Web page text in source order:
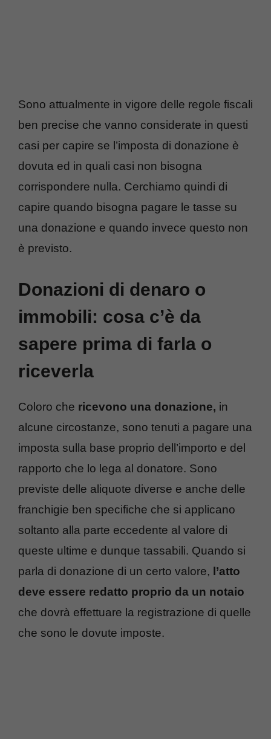
Sono attualmente in vigore delle regole fiscali
ben precise che vanno considerate in questi
casi per capire se l’imposta di donazione è
dovuta ed in quali casi non bisogna
corrispondere nulla. Cerchiamo quindi di
capire quando bisogna pagare le tasse su
una donazione e quando invece questo non
è previsto.
Donazioni di denaro o
immobili: cosa c’è da
sapere prima di farla o
riceverla
Coloro che ricevono una donazione, in
alcune circostanze, sono tenuti a pagare una
imposta sulla base proprio dell’importo e del
rapporto che lo lega al donatore. Sono
previste delle aliquote diverse e anche delle
franchigie ben specifiche che si applicano
soltanto alla parte eccedente al valore di
queste ultime e dunque tassabili. Quando si
parla di donazione di un certo valore, l’atto
deve essere redatto proprio da un notaio
che dovrà effettuare la registrazione di quelle
che sono le dovute imposte.